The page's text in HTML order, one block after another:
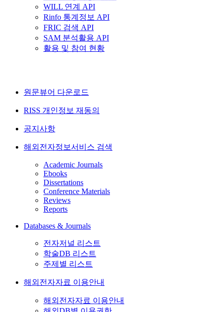
WILL 연계 API
Rinfo 통계정보 API
FRIC 검색 API
SAM 분석활용 API
활용 및 참여 현황
원문뷰어 다운로드
RISS 개인정보 재동의
공지사항
해외전자정보서비스 검색
Academic Journals
Ebooks
Dissertations
Conference Materials
Reviews
Reports
Databases & Journals
전자저널 리스트
학술DB 리스트
주제별 리스트
해외전자자료 이용안내
해외전자자료 이용안내